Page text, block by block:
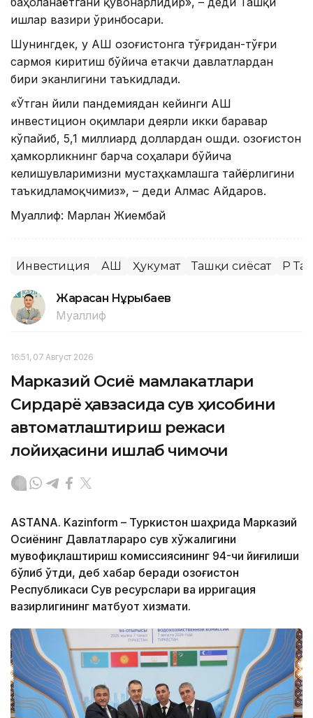
ишлар вазири ўринбосари.
Шунингдек, у АҚШ Қозоғистонга тўғридан-тўғри
сармоя киритиш бўйича етакчи давлатлардан
бири эканлигини таъкидлади.
«Ўтган йили пандемиядан кейинги АҚШ
инвестицион оқимлари деярли икки баравар
кўпайиб, 5,1 миллиард доллардан ошди. Қозоғистон
ҳамкорликнинг барча соҳалари бўйича
келишувларимизни мустаҳкамлашга тайёрлигини
таъкидламоқчимиз», – деди Алмас Айдаров.
Муаллиф: Марлан Жиембай
Инвестиция АҚШ Ҳукумат Ташқи сиёсат ҚР
Жарасқан Нұрыбаев
Муаллиф
16:51, 07 Август 2026
Марказий Осиё мамлакатлари
Сирдарё ҳавзасида сув ҳисобини
автоматлаштириш режаси
лойиҳасини ишлаб чиқмоқчи
ASTANA. Kazinform – Туркистон шаҳрида Марказий
Осиёнинг Давлатлараро сув хўжалигини
мувофиқлаштириш комиссиясининг 94-чи йиғилиши
бўлиб ўтди, деб хабар беради Қозоғистон
Республикаси Сув ресурслари ва ирригация
вазирлигининг матбуот хизмати.